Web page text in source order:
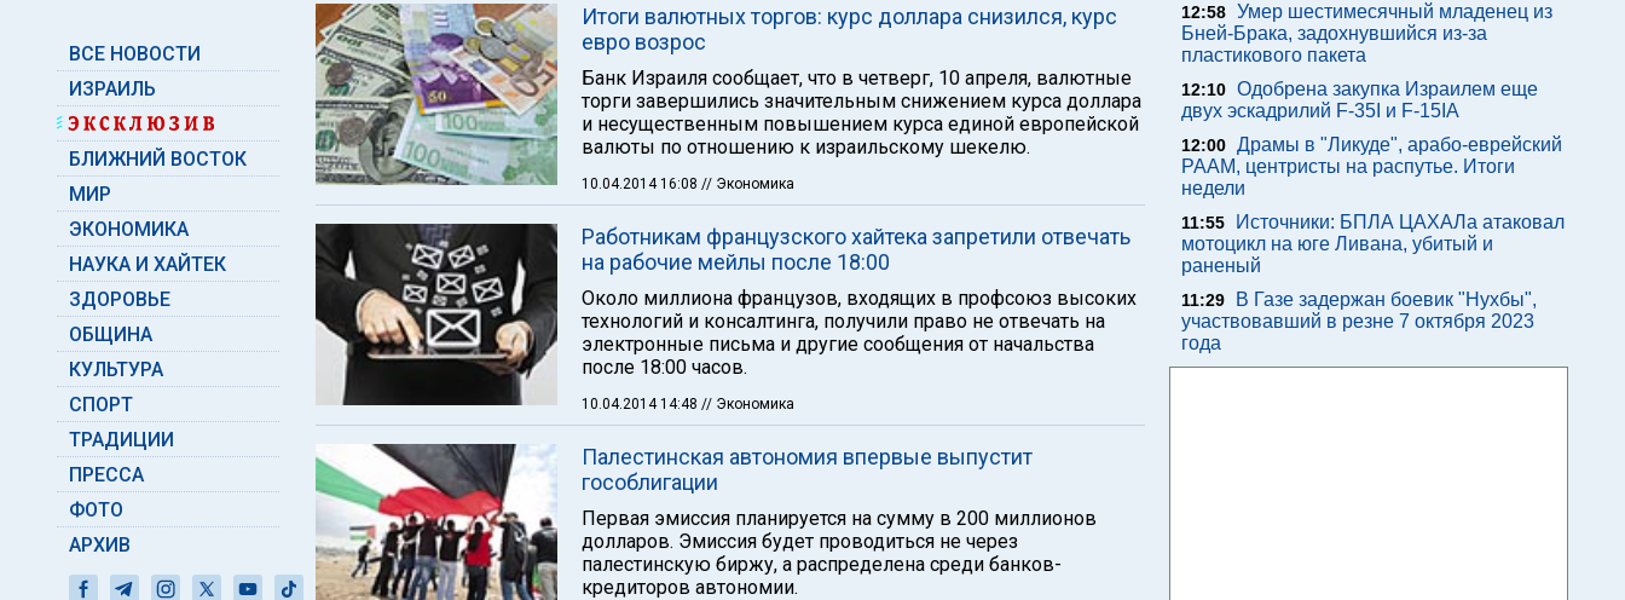
ВСЕ НОВОСТИ
ИЗРАИЛЬ
БЛИЖНИЙ ВОСТОК
МИР
ЭКОНОМИКА
НАУКА И ХАЙТЕК
ЗДОРОВЬЕ
ОБЩИНА
КУЛЬТУРА
СПОРТ
ТРАДИЦИИ
ПРЕССА
ФОТО
АРХИВ
Итоги валютных торгов: курс доллара снизился, курс
евро возрос
Банк Израиля сообщает, что в четверг, 10 апреля, валютные
торги завершились значительным снижением курса доллара
и несущественным повышением курса единой европейской
валюты по отношению к израильскому шекелю.
10.04.2014 16:08 // Экономика
Работникам французского хайтека запретили отвечать
на рабочие мейлы после 18:00
Около миллиона французов, входящих в профсоюз высоких
технологий и консалтинга, получили право не отвечать на
электронные письма и другие сообщения от начальства
после 18:00 часов.
10.04.2014 14:48 // Экономика
Палестинская автономия впервые выпустит
гособлигации
Первая эмиссия планируется на сумму в 200 миллионов
долларов. Эмиссия будет проводиться не через
палестинскую биржу, а распределена среди банков-
кредиторов автономии.
12:58 Умер шестимесячный младенец из
Бней-Брака, задохнувшийся из-за
пластикового пакета
12:10 Одобрена закупка Израилем еще
двух эскадрилий F-35I и F-15IA
12:00 Драмы в "Ликуде", арабо-еврейский
РААМ, центристы на распутье. Итоги
недели
11:55
Источники: БПЛА ЦАХАЛа атаковал
мотоцикл на юге Ливана, убитый и
раненый
11:29
В Газе задержан боевик "Нухбы",
участвовавший в резне 7 октября 2023
года